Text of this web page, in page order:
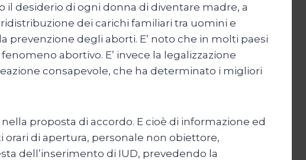
desiderio di ogni donna di diventare madre, a
dei carichi familiari tra uomini e
degli aborti. E’ noto che in molti paesi
abortivo. E’ invece la legalizzazione
consapevole, che ha determinato i migliori
proposta di accordo. E cioè di informazione ed
di apertura, personale non obiettore,
dell’inserimento di IUD, prevedendo la